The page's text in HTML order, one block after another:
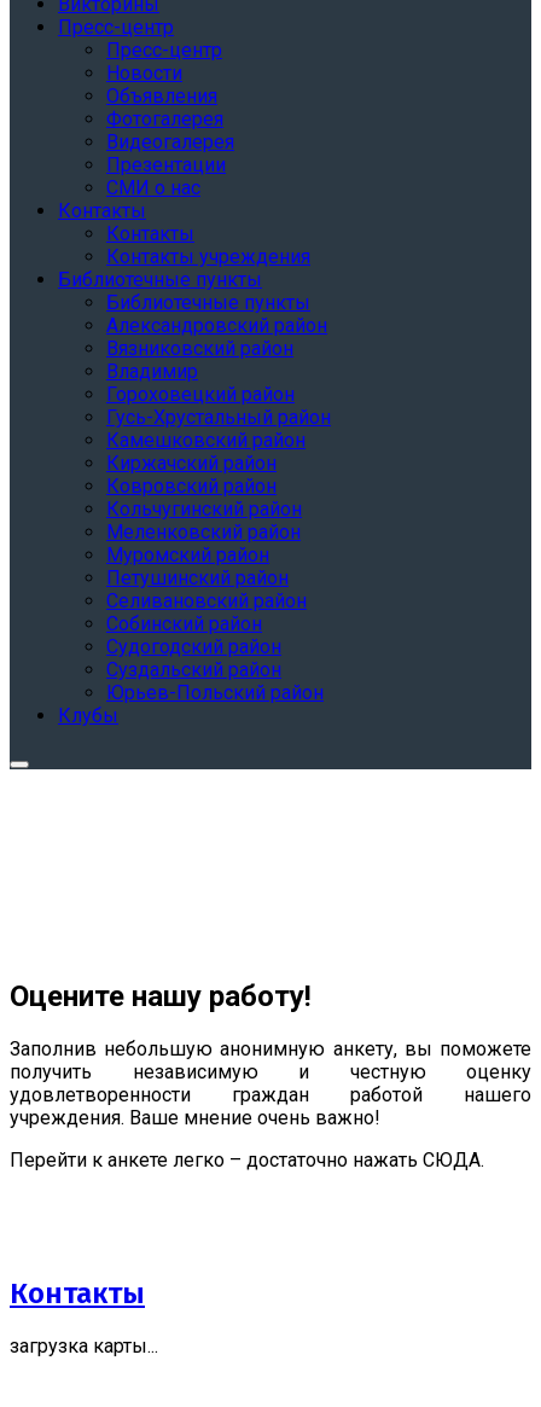
Викторины
Пресс-центр
Пресс-центр
Новости
Объявления
Фотогалерея
Видеогалерея
Презентации
СМИ о нас
Контакты
Контакты
Контакты учреждения
Библиотечные пункты
Библиотечные пункты
Александровский район
Вязниковский район
Владимир
Гороховецкий район
Гусь-Хрустальный район
Камешковский район
Киржачский район
Ковровский район
Кольчугинский район
Меленковский район
Муромский район
Петушинский район
Селивановский район
Собинский район
Судогодский район
Суздальский район
Юрьев-Польский район
Клубы
Оцените нашу работу!
Заполнив небольшую анонимную анкету, вы поможете
получить независимую и честную оценку
удовлетворенности граждан работой нашего
учреждения. Ваше мнение очень важно!
Перейти к анкете легко – достаточно нажать СЮДА.
Контакты
загрузка карты...